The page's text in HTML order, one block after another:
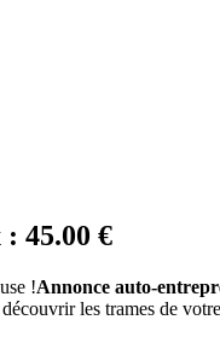
: 45.00 €
Annonce auto-
les trames de